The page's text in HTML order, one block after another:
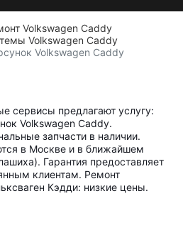
Volkswagen Caddy
Volkswagen Caddy
Volkswagen Caddy
сервисы предлагают услугу:
Volkswagen Caddy.
запчасти в наличии.
в Москве и в ближайшем
Гарантия предоставляет
клиентам. Ремонт
Кэдди: низкие цены.